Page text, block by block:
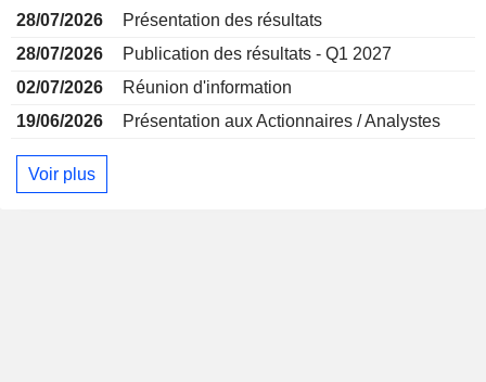
28/07/2026
Présentation des résultats
28/07/2026
Publication des résultats - Q1 2027
02/07/2026
Réunion d'information
19/06/2026
Présentation aux Actionnaires / Analystes
Voir plus